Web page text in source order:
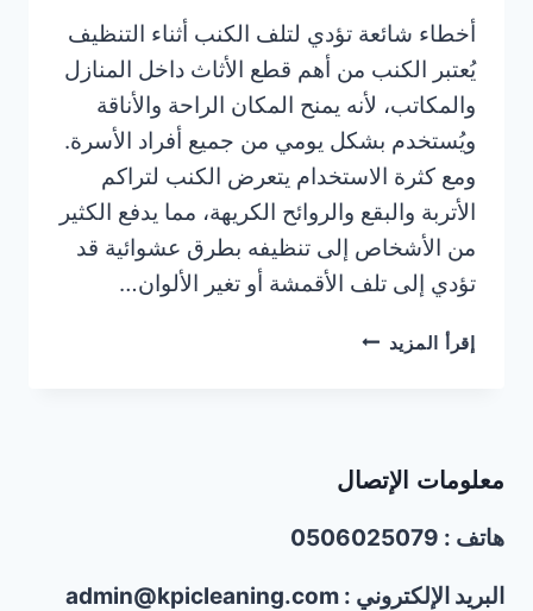
أخطاء شائعة تؤدي لتلف الكنب أثناء التنظيف
يُعتبر الكنب من أهم قطع الأثاث داخل المنازل
والمكاتب، لأنه يمنح المكان الراحة والأناقة
ويُستخدم بشكل يومي من جميع أفراد الأسرة.
ومع كثرة الاستخدام يتعرض الكنب لتراكم
الأتربة والبقع والروائح الكريهة، مما يدفع الكثير
من الأشخاص إلى تنظيفه بطرق عشوائية قد
تؤدي إلى تلف الأقمشة أو تغير الألوان…
إقرأ المزيد أخطاء
أثناء
معلومات الإتصال
هاتف : 0506025079
البريد الإلكتروني : admin@kpicleaning.com